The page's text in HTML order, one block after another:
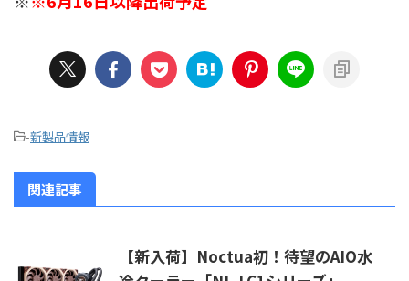
-新製品情報
関連記事
【新入荷】Noctua初！待望のAIO水